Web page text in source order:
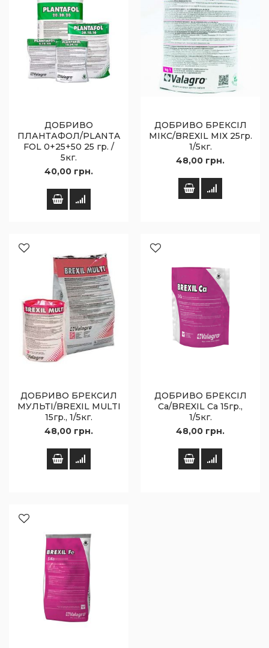
ДОБРИВО
ПЛАНТАФОЛ/PLANTA
FOL 0+25+50 25 гр. /
5кг.
40,00 грн.
ДОБРИВО БРЕКСІЛ
МІКС/BREXIL MIX 25гр.
1/5кг.
48,00 грн.
ДОБРИВО БРЕКСИЛ
МУЛЬТІ/BREXIL MULTI
15гр., 1/5кг.
48,00 грн.
ДОБРИВО БРЕКСІЛ
Ca/BREXIL Ca 15гр.,
1/5кг.
48,00 грн.